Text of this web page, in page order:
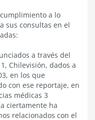
a lo
sus consultas en el
a través del
Chilevisión, dados a
en los que
con ese reportaje, en
médicas 3
ciertamente ha
relacionados con el